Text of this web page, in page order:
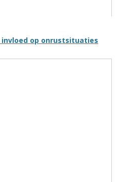
op onrustsituaties